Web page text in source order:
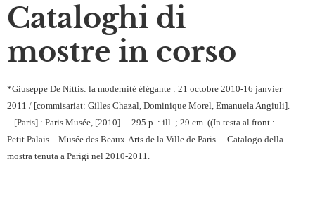
Cataloghi di
mostre in corso
*Giuseppe De Nittis: la modernité élégante : 21 octobre 2010-16 janvier
2011 / [commisariat: Gilles Chazal, Dominique Morel, Emanuela Angiuli].
– [Paris] : Paris Musée, [2010]. – 295 p. : ill. ; 29 cm. ((In testa al front.:
Petit Palais – Musée des Beaux-Arts de la Ville de Paris. – Catalogo della
mostra tenuta a Parigi nel 2010-2011.